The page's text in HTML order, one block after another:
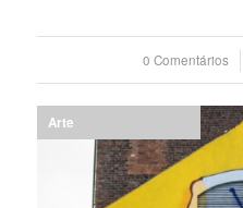
0 Comentários
/
Arte